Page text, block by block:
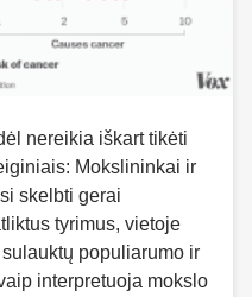
nereikia iškart tikėti
Mokslininkai ir
skelbti gerai
tyrimus, vietoje
populiarumo ir
interpretuoja mokslo